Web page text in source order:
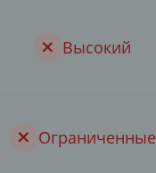
Высокий
Ограниченные